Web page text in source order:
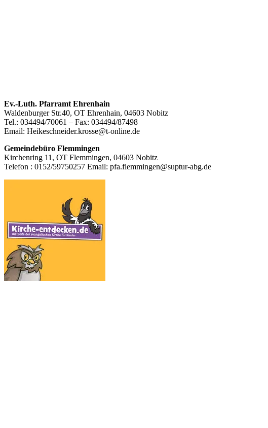
Footer
Inhalt
Ev.-Luth. Pfarramt Ehrenhain
Waldenburger Str.40, OT Ehrenhain, 04603 Nobitz
Tel.: 034494/70061 – Fax: 034494/87498
Email: Heikeschneider.krosse@t-online.de
Gemeindebüro Flemmingen
Kirchenring 11, OT Flemmingen, 04603 Nobitz
Telefon : 0152/59750257 Email: pfa.flemmingen@suptur-abg.de